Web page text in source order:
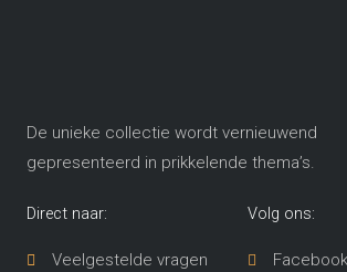
De unieke collectie wordt vernieuwend
gepresenteerd in prikkelende thema’s​.
Direct naar:
Veelgestelde vragen
Volg ons:
Facebook